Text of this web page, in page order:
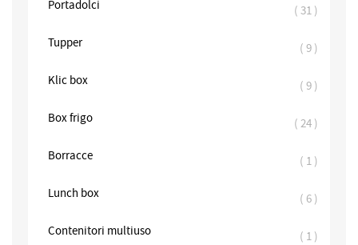
Portadolci 31 elementi
Tupper 9 elementi
Klic box 9 elementi
Box frigo 24 elementi
Borracce 1
Lunch box 6 elementi
Contenitori multiuso 1